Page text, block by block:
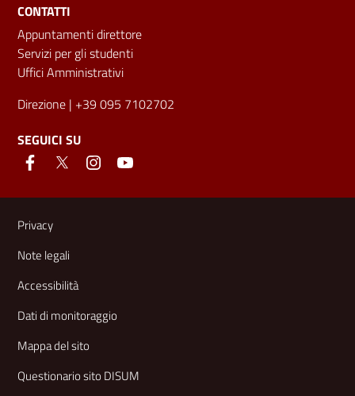
CONTATTI
Appuntamenti direttore
Servizi per gli studenti
Uffici Amministrativi
Direzione | +39 095 7102702
SEGUICI SU
Link e informazioni utili
Privacy
Note legali
Accessibilità
Dati di monitoraggio
Mappa del sito
Questionario sito DISUM